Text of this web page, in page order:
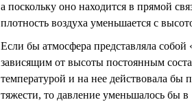
а поскольку оно находится в прямой
плотность воздуха уменьшается с
Если бы атмосфера представляла собой
зависящим от высоты постоянным
температурой и на нее действовала бы
тяжести, то давление уменьшалось бы